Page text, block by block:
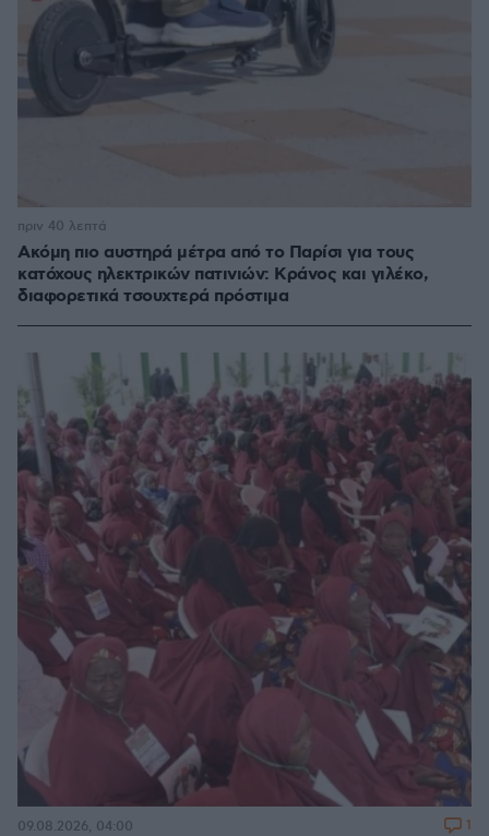
Ακόμη πιο αυστηρά μέτρα από το Παρίσι για τους
κατόχους ηλεκτρικών πατινιών: Κράνος και γιλέκο,
διαφορετικά τσουχτερά πρόστιμα
πριν 40 λεπτά
09.08.2026, 04:00 1